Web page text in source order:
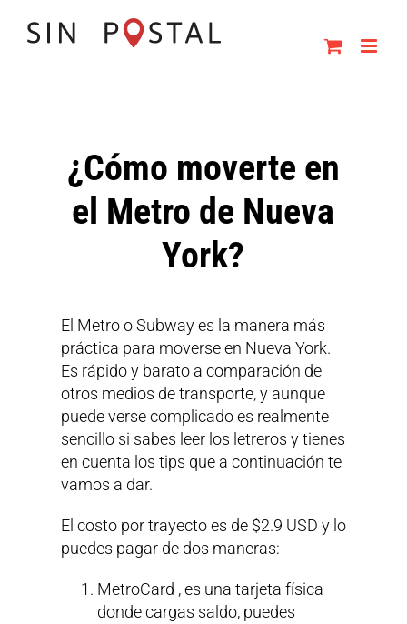
¿Cómo moverte en
el Metro de Nueva
York?
El Metro o Subway es la manera más
práctica para moverse en Nueva York.
Es rápido y barato a comparación de
otros medios de transporte, y aunque
puede verse complicado es realmente
sencillo si sabes leer los letreros y tienes
en cuenta los tips que a continuación te
vamos a dar.
El costo por trayecto es de $2.9 USD y lo
puedes pagar de dos maneras:
MetroCard , es una tarjeta física
donde cargas saldo, puedes